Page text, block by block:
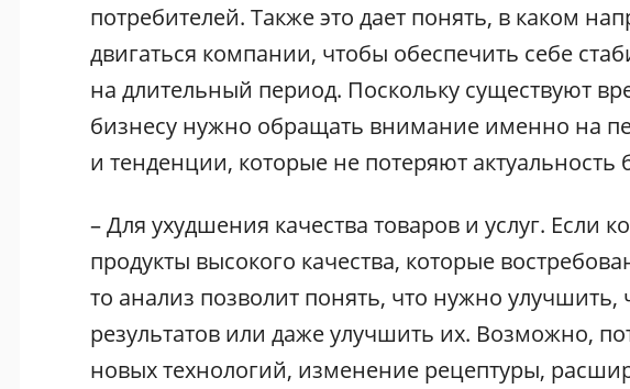
потребителей. Также это дает понять, в каком
двигаться компании, чтобы обеспечить себе
на длительный период. Поскольку существуют
бизнесу нужно обращать внимание именно на
и тенденции, которые не потеряют
– Для ухудшения качества товаров и услуг. Если
продукты высокого качества, которые
то анализ позволит понять, что нужно улучшить,
результатов или даже улучшить их. Возможно,
новых технологий, изменение рецептуры,